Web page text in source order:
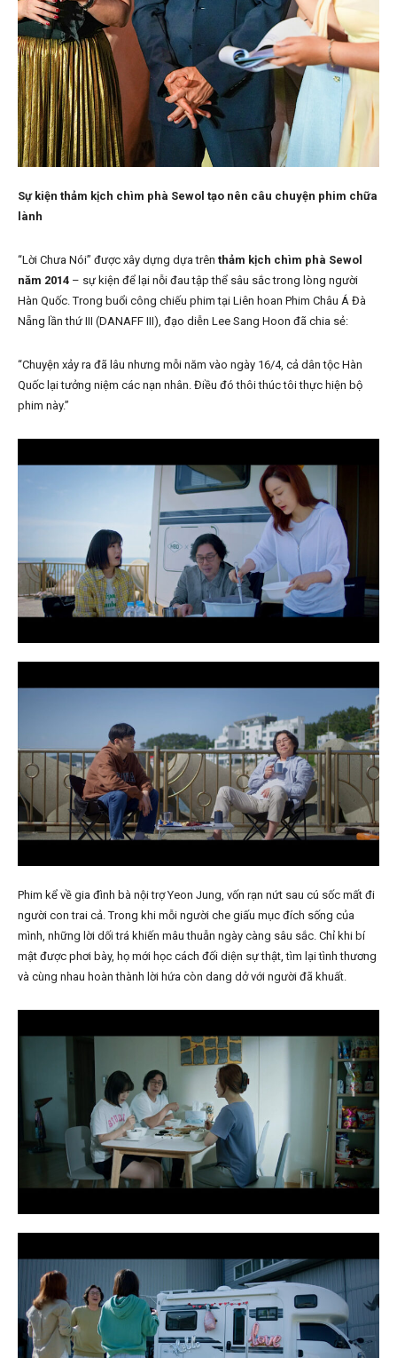
Sự kiện thảm kịch chìm phà Sewol tạo nên câu chuyện phim chữa
lành
“Lời Chưa Nói” được xây dựng dựa trên thảm kịch chìm phà Sewol
năm 2014 – sự kiện để lại nỗi đau tập thể sâu sắc trong lòng người
Hàn Quốc. Trong buổi công chiếu phim tại Liên hoan Phim Châu Á Đà
Nẵng lần thứ III (DANAFF III), đạo diễn Lee Sang Hoon đã chia sẻ:
“Chuyện xảy ra đã lâu nhưng mỗi năm vào ngày 16/4, cả dân tộc Hàn
Quốc lại tưởng niệm các nạn nhân. Điều đó thôi thúc tôi thực hiện bộ
phim này.”
Phim kể về gia đình bà nội trợ Yeon Jung, vốn rạn nứt sau cú sốc mất đi
người con trai cả. Trong khi mỗi người che giấu mục đích sống của
mình, những lời dối trá khiến mâu thuẫn ngày càng sâu sắc. Chỉ khi bí
mật được phơi bày, họ mới học cách đối diện sự thật, tìm lại tình thương
và cùng nhau hoàn thành lời hứa còn dang dở với người đã khuất.